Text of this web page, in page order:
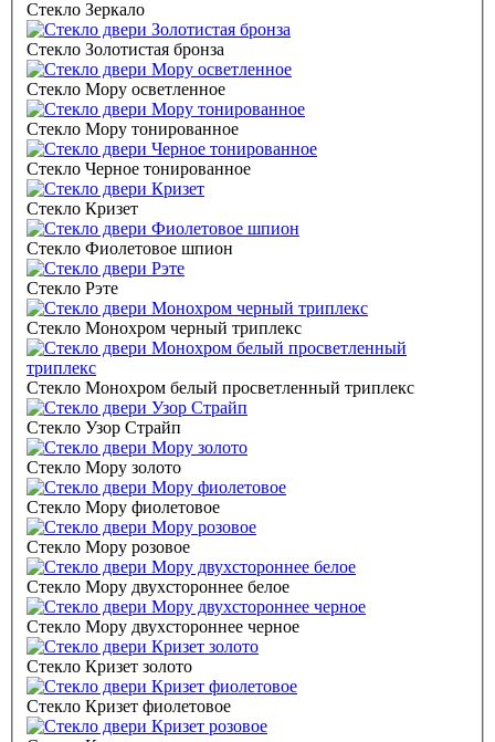
Стекло Зеркало
Стекло Золотистая бронза
Стекло Мору осветленное
Стекло Мору тонированное
Стекло Черное тонированное
Стекло Кризет
Стекло Фиолетовое шпион
Стекло Рэте
Стекло Монохром черный триплекс
Стекло Монохром белый просветленный триплекс
Стекло Узор Страйп
Стекло Мору золото
Стекло Мору фиолетовое
Стекло Мору розовое
Стекло Мору двухстороннее белое
Стекло Мору двухстороннее черное
Стекло Кризет золото
Стекло Кризет фиолетовое